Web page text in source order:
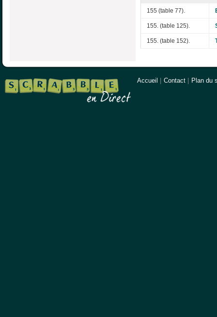
155 (table 77).
155. (table 125).
155. (table 152).
Accueil Contact Plan du